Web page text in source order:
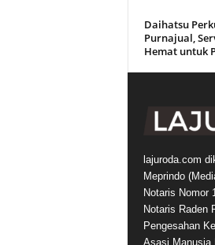
Daihatsu
Purnajual,
Hemat untuk
lajuroda.com
Meprindo
Notaris Nomor
Notaris Raden
Pengesahan
Asasi Manusia